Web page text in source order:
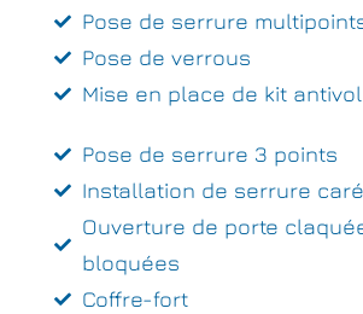
Pose de serrure
Pose de verrous
Mise en place de kit antivol
Pose de serrure 3 points
Installation de serrure
Ouverture de porte
bloquées
Coffre-fort